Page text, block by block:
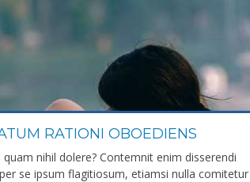
RATIONI OBOEDIENS
nihil dolere? Contemnit enim disserendi
se ipsum flagitiosum, etiamsi nulla comitetur